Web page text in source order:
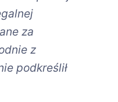
za
z
podkreślił